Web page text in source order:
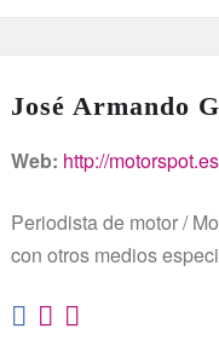
José Armando
Web: http://motorspot.es
Periodista de motor /
con otros medios